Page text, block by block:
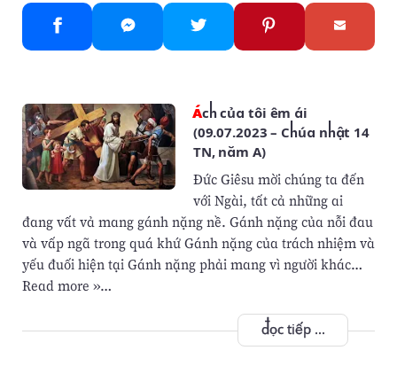
Ách của tôi êm ái
(09.07.2023 – Chúa nhật 14
TN, năm A)
Ðức Giêsu mời chúng ta đến
với Ngài, tất cả những ai
đang vất vả mang gánh nặng nề. Gánh nặng của nỗi đau
và vấp ngã trong quá khứ Gánh nặng của trách nhiệm và
yếu đuối hiện tại Gánh nặng phải mang vì người khác…
Read more »…
đọc tiếp ...